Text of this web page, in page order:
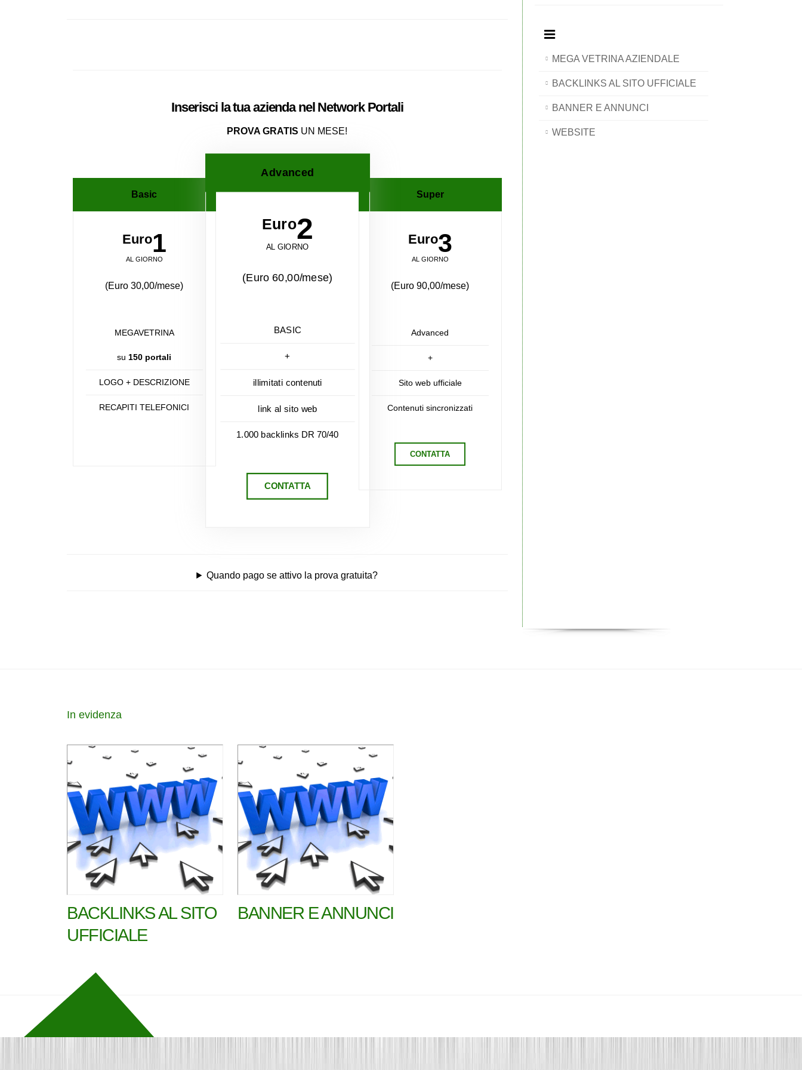
Inserisci la tua azienda nel NetworkPortali
PROVA GRATIS UN MESE!
Basic
Euro1
AL GIORNO
(Euro 30,00/mese)
MEGAVETRINA
su 150 portali
LOGO + DESCRIZIONE
RECAPITI TELEFONICI
Advanced
Euro2
AL GIORNO
(Euro 60,00/mese)
BASIC
+
illimitati contenuti
link al sito web
1.000 backlinks DR 70/40
CONTATTA
Super
Euro3
AL GIORNO
(Euro 90,00/mese)
Advanced
+
Sito web ufficiale
Contenuti sincronizzati
CONTATTA
Quando pago se attivo la prova gratuita?
MEGA VETRINA AZIENDALE
BACKLINKS AL SITO UFFICIALE
BANNER E ANNUNCI
WEBSITE
In evidenza
BACKLINKS AL SITO
UFFICIALE
BANNER E ANNUNCI